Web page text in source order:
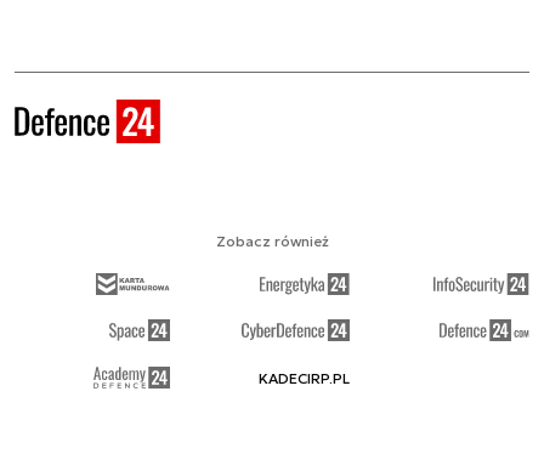
Zobacz również
KADECIRP.PL